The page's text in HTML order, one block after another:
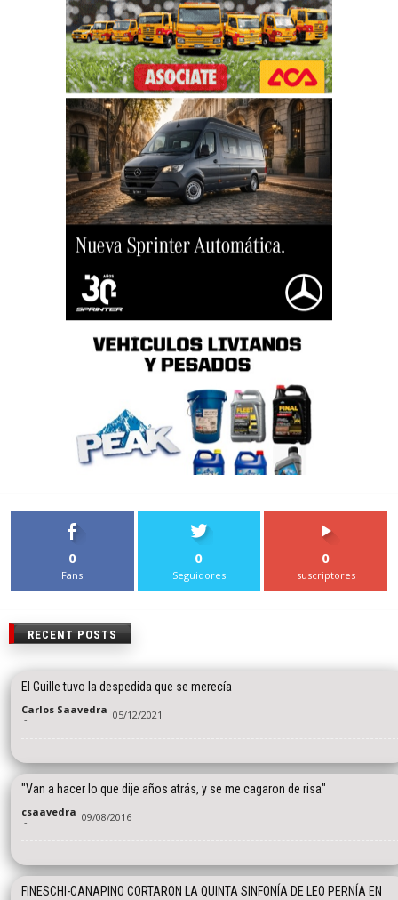
0
Fans
0
Seguidores
0
suscriptores
RECENT POSTS
El Guille tuvo la despedida que se merecía
Carlos Saavedra
- 05/12/2021
"Van a hacer lo que dije años atrás, y se me cagaron de risa"
csaavedra
- 09/08/2016
FINESCHI-CANAPINO CORTARON LA QUINTA SINFONÍA DE LEO PERNÍA EN